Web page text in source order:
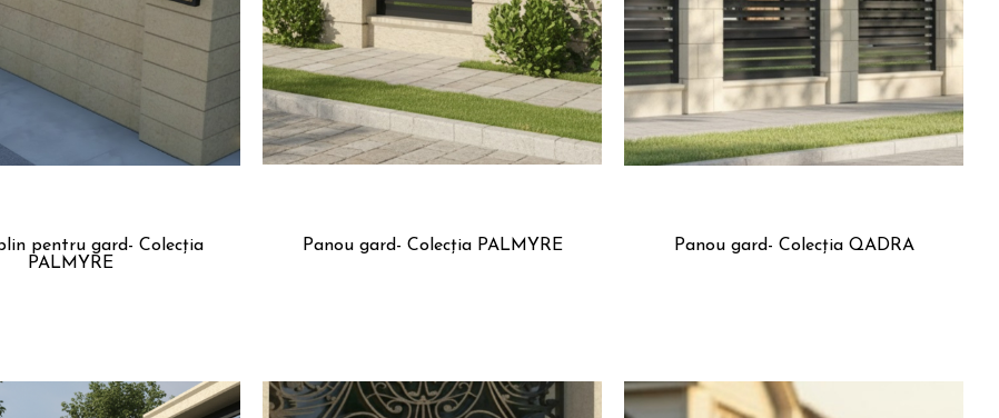
pentru gard- Colecția
PALMYRE
Panou gard- Colecția PALMYRE Panou gard- Colecția QADRA